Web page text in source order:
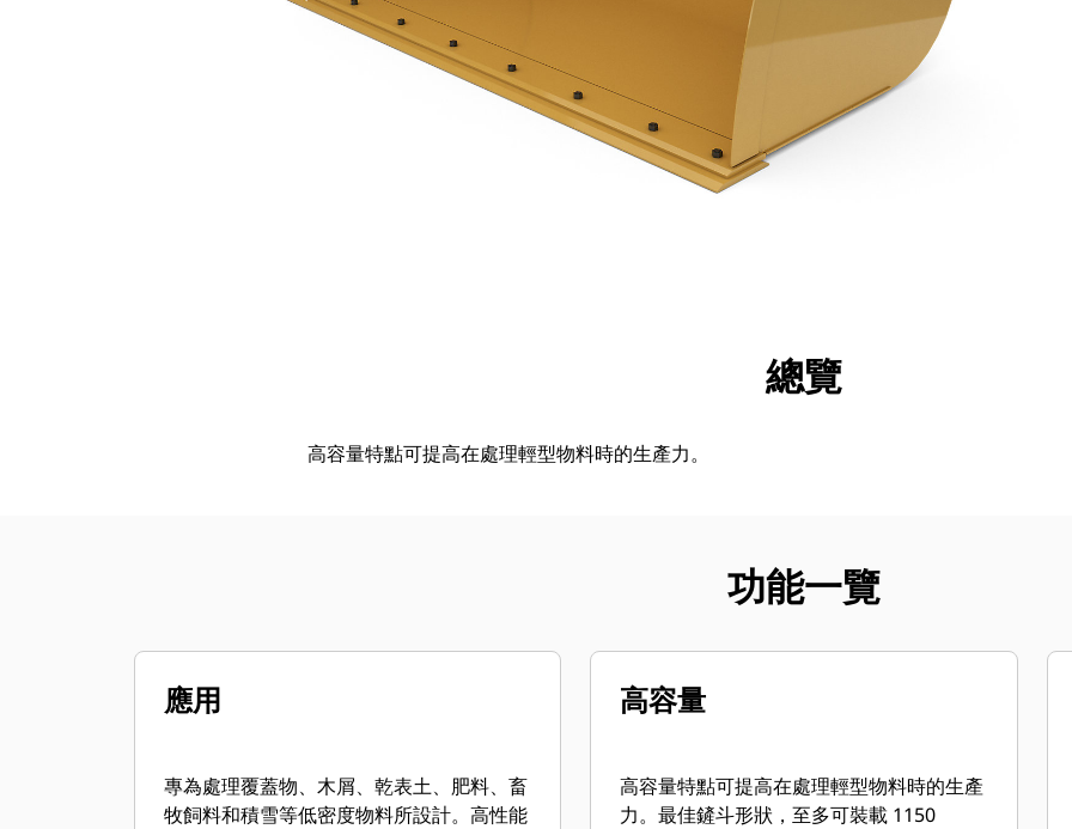
導覽總覽
高容量特點可提高在處理輕型物料時的生產力。
功能一覽
應用
專為處理覆蓋物、木屑、乾表土、肥料、畜
牧飼料和積雪等低密度物料所設計。高性能
高容量
高容量特點可提高在處理輕型物料時的生產
力。最佳鏟斗形狀，至多可裝載 1150